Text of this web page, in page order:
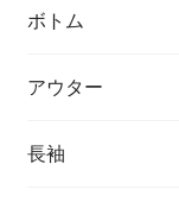
ボトム
アウター
長袖